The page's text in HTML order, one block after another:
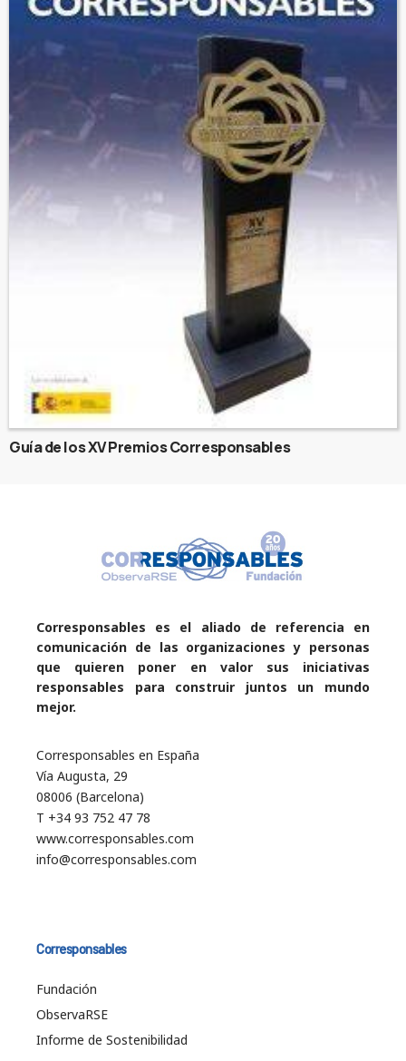
Guía de los XV Premios Corresponsables
Corresponsables es el aliado de referencia en
comunicación de las organizaciones y personas
que quieren poner en valor sus iniciativas
responsables para construir juntos un mundo
mejor.
Corresponsables en España
Vía Augusta, 29
08006 (Barcelona)
T +34 93 752 47 78
www.corresponsables.com
info@corresponsables.com
Corresponsables
Fundación
ObservaRSE
Informe de Sostenibilidad